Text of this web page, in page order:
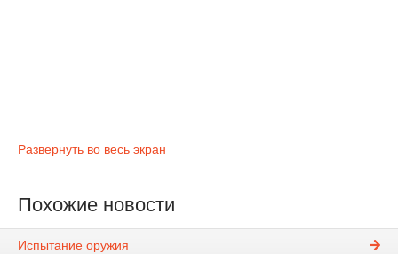
Развернуть во весь экран
Похожие новости
Испытание оружия